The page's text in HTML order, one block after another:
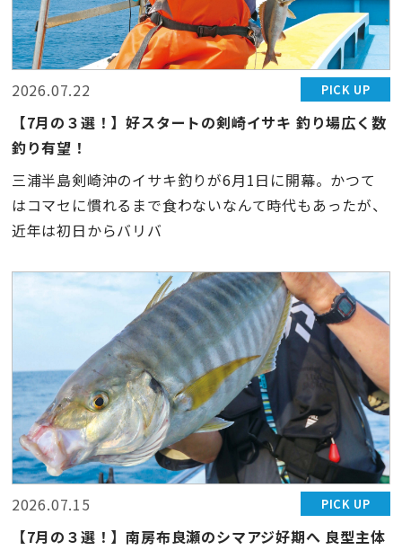
2026.07.22 PICK UP
【7月の３選！】好スタートの剣崎イサキ 釣り場広く数
釣り有望！
三浦半島剣崎沖のイサキ釣りが6月1日に開幕。かつて
はコマセに慣れるまで食わないなんて時代もあったが、
近年は初日からバリバ
2026.07.15 PICK UP
【7月の３選！】南房布良瀬のシマアジ好期へ 良型主体